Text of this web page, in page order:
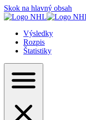
Skok na hlavný obsah
Výsledky
Rozpis
Štatistiky